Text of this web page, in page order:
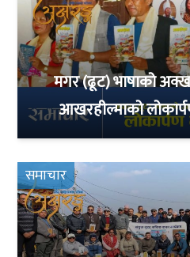
मगर (ढूट) भाषाको
आखरहील्माको
समाचार